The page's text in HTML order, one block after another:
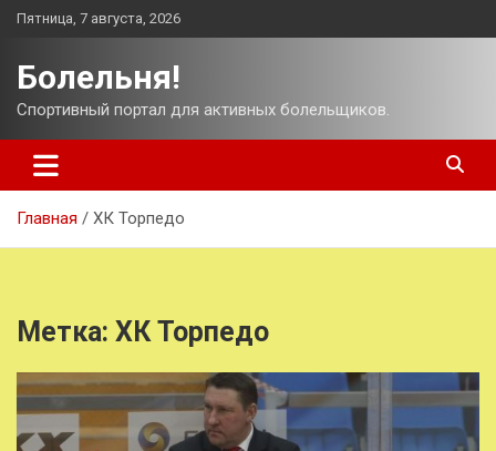
Перейти
Пятница, 7 августа, 2026
Болельня!
Спортивный портал для активных болельщиков.
Главная ХК Торпедо
Метка: ХК Торпедо